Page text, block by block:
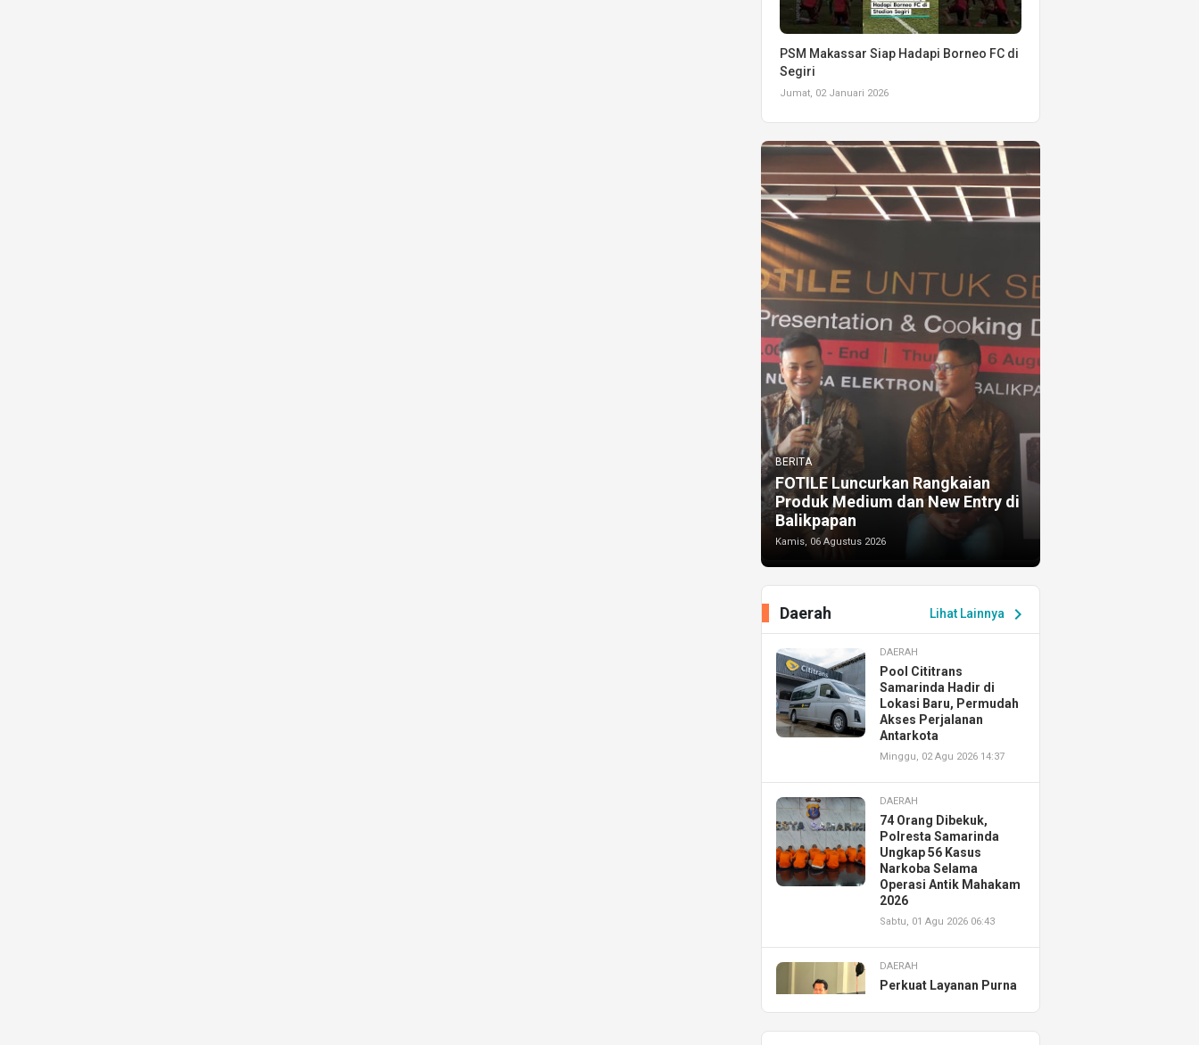
PSM Makassar Siap Hadapi Borneo FC di
Segiri
Jumat, 02 Januari 2026
BERITA
FOTILE Luncurkan Rangkaian
Produk Medium dan New Entry di
Balikpapan
Kamis, 06 Agustus 2026
Lihat Lainnya chevron_right
Daerah
DAERAH
Pool Cititrans
Samarinda Hadir di
Lokasi Baru, Permudah
Akses Perjalanan
Antarkota
Minggu, 02 Agu 2026 14:37
DAERAH
74 Orang Dibekuk,
Polresta Samarinda
Ungkap 56 Kasus
Narkoba Selama
Operasi Antik Mahakam
2026
Sabtu, 01 Agu 2026 06:43
DAERAH
Perkuat Layanan Purna
Resmikan AHASS